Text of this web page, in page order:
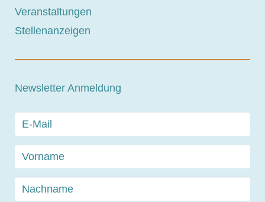
Veranstaltungen
Stellenanzeigen
Newsletter Anmeldung